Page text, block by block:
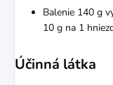
Balenie 140 g
10 g na 1
Účinná látka